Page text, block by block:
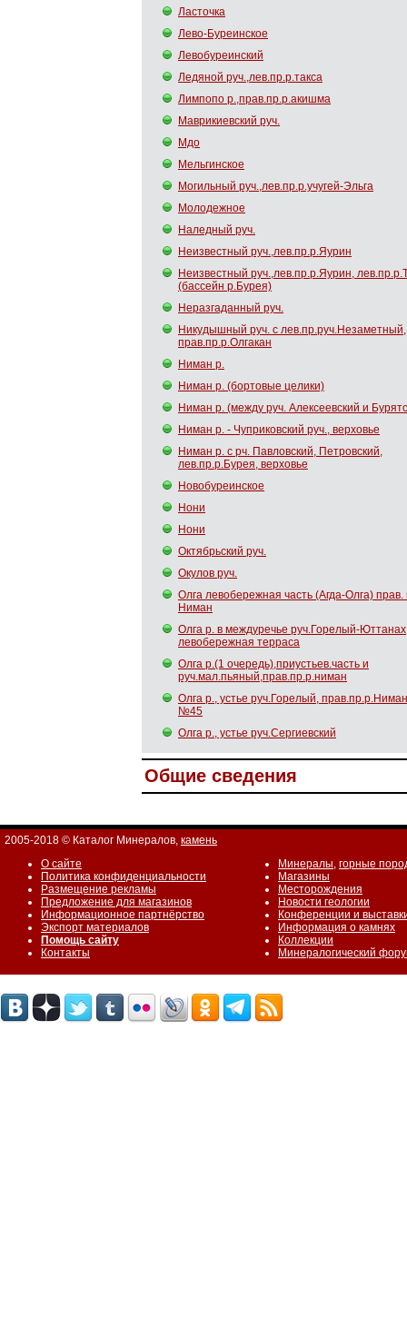
Ласточка
Лево-Буреинское
Левобуреинский
Ледяной руч.,лев.пр.р.такса
Лимпопо р.,прав.пр.р.акишма
Маврикиевский руч.
Мдо
Мельгинское
Могильный руч.,лев.пр.р.учугей-Эльга
Молодежное
Наледный руч.
Неизвестный руч.,лев.пр.р.Яурин
Неизвестный руч.,лев.пр.р.Яурин,
(бассейн р.Бурея)
Неразгаданный руч.
Никудышный руч. с лев.пр.руч.Незаметный,
прав.пр.р.Олгакан
Ниман р.
Ниман р. (бортовые целики)
Ниман р. (между руч. Алексеевский и
Ниман р. - Чуприковский руч., верховье
Ниман р. с рч. Павловский, Петровский,
лев.пр.р.Бурея, верховье
Новобуреинское
Нони
Нони
Октябрьский руч.
Окулов руч.
Олга левобережная часть (Агда-Олга) прав.
Ниман
Олга р. в междуречье руч.Горелый-
левобережная терраса
Олга р.(1 очередь),приустьев.часть и
руч.мал.пьяный,прав.пр.р.ниман
Олга р., устье руч.Горелый,
№45
Олга р., устье руч.Сергиевский
Общие сведения
2005-2018 © Каталог Минералов, камень
О сайте
Политика конфиденциальности
Размещение рекламы
Предложение для магазинов
Информационное партнёрство
Экспорт материалов
Помощь сайту
Контакты
Минералы, горные
Магазины
Месторождения
Новости геологии
Конференции и
Информация о камнях
Коллекции
Минералогический